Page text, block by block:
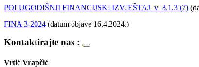
POLUGODIŠNJI FINANCIJSKI IZVJEŠTAJ_v_8.1.3 (7)
FINA 3-2024 (datum objave 16.4.2024.)
Kontaktirajte nas :
Vrtić Vrapčić